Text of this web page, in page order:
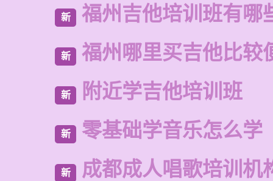
新 福州吉他培训班有哪
新 福州哪里买吉他比较
新 附近学吉他培训班
新 零基础学音乐怎么学
新 成都成人唱歌培训机